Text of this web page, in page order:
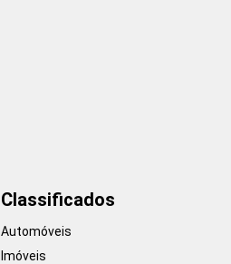
Classificados
Automóveis
Imóveis